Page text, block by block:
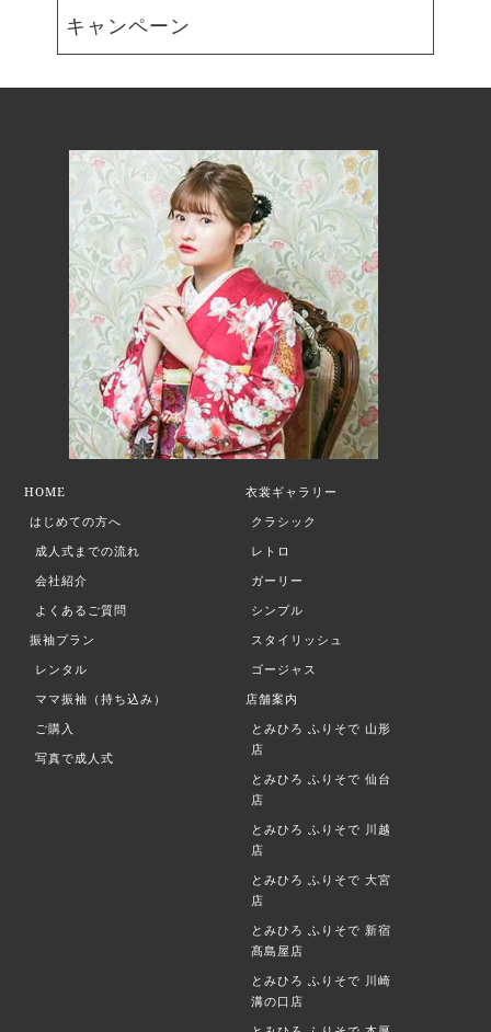
お住まいの方） 【第2部】 午後
2時00分～午後3時15分 （対象
区にお住まいの方） 開催場所：
館） ≫令和6年品川区二十歳の集
い（旧：成人式） 目黒区 式
典の名称：令和6年二十歳のつど
い 開催日：令和6年1月8日（月曜
日）（祝日） 13時から14時まで
（開場は12時30分予定） 開催場
所：めぐろパーシモンホール （目
黒区八雲一丁目1番1号めぐろ区民
キャンパス内） ≫目黒区二十歳
（はたち）のつどいを開催します
大田区 式典の名称：令和5年
度（令和6年）「二十歳のつど
（月・祝日） 11時00分から12時
30分まで 開催場所：大田区総合
体育館（大田区東蒲田1丁目11番
1号） ≫令和5年度(令和6年)「二
十歳のつどい」の開催について
世田谷区 式典の名称：令和6年
二十歳のつどい（成人式） 開催
日：令和6年1月8日 成人の日 時
間： 第1回 10時～11時 第2回
12時30分～13時30分 第3回 15
時～16時 開催場所：日本大学文
理学部百周年記念館（桜上水4丁
目2番50号） ≫令和6年二十歳の
つどい（成人式）のご案内 渋
谷区 式典の名称：はたちのつどい
日・祝日） 13時30分～15時ごろ
(12時30分受付開始) 開催場所：
LINE CUBE SHIBUYA（旧「渋谷
公会堂」） ≫令和6年はたちの
キャンペーン
HOME
はじめての方へ
成人式までの流れ
会社紹介
よくあるご質問
振袖プラン
レンタル
ママ振袖（持ち込み）
ご購入
写真で成人式
衣裳ギャラリー
クラシック
レトロ
ガーリー
シンプル
スタイリッシュ
ゴージャス
店舗案内
とみひろ ふりそで 山形
店
とみひろ ふりそで 仙台
店
とみひろ ふりそで 川越
店
とみひろ ふりそで 大宮
店
とみひろ ふりそで 新宿
髙島屋店
とみひろ ふりそで 川崎
溝の口店